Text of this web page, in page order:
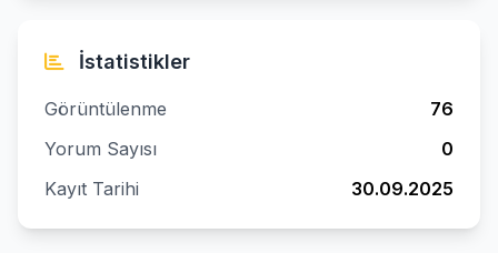
İstatistikler
Görüntülenme
76
Yorum Sayısı
0
Kayıt Tarihi
30.09.2025